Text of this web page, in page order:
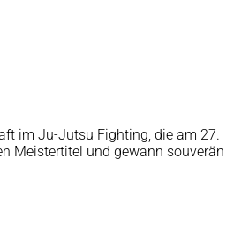
im Ju-Jutsu Fighting, die am 27.
Meistertitel und gewann souverän